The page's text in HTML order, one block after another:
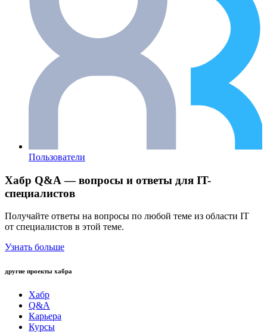
Пользователи
Хабр Q&A — вопросы и ответы для IT-
специалистов
Получайте ответы на вопросы по любой теме из области IT
от специалистов в этой теме.
Узнать больше
другие проекты хабра
Хабр
Q&A
Карьера
Курсы